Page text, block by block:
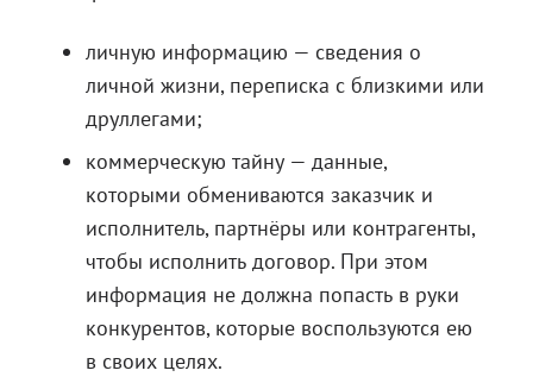
личную информацию — сведения о
личной жизни, переписка с близкими или
друллегами;
коммерческую тайну — данные,
которыми обмениваются заказчик и
исполнитель, партнёры или контрагенты,
чтобы исполнить договор. При этом
информация не должна попасть в руки
конкурентов, которые воспользуются ею
в своих целях.